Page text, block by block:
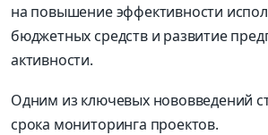
на повышение эффективности
бюджетных средств и развитие
активности.
Одним из ключевых нововведений
срока мониторинга проектов.